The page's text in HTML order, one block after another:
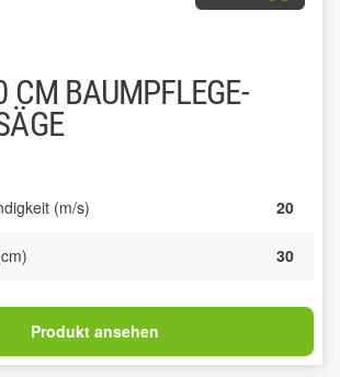
CM BAUMPFLEGE-
(m/s) 20
30
Produkt ansehen